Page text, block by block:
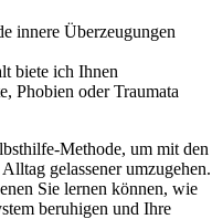
innere Überzeugungen
biete ich Ihnen
Phobien oder Traumata
Methode, um mit den
gelassener umzugehen.
Sie lernen können, wie
beruhigen und Ihre